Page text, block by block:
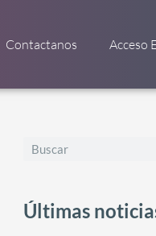
Contactanos Acceso
Últimas